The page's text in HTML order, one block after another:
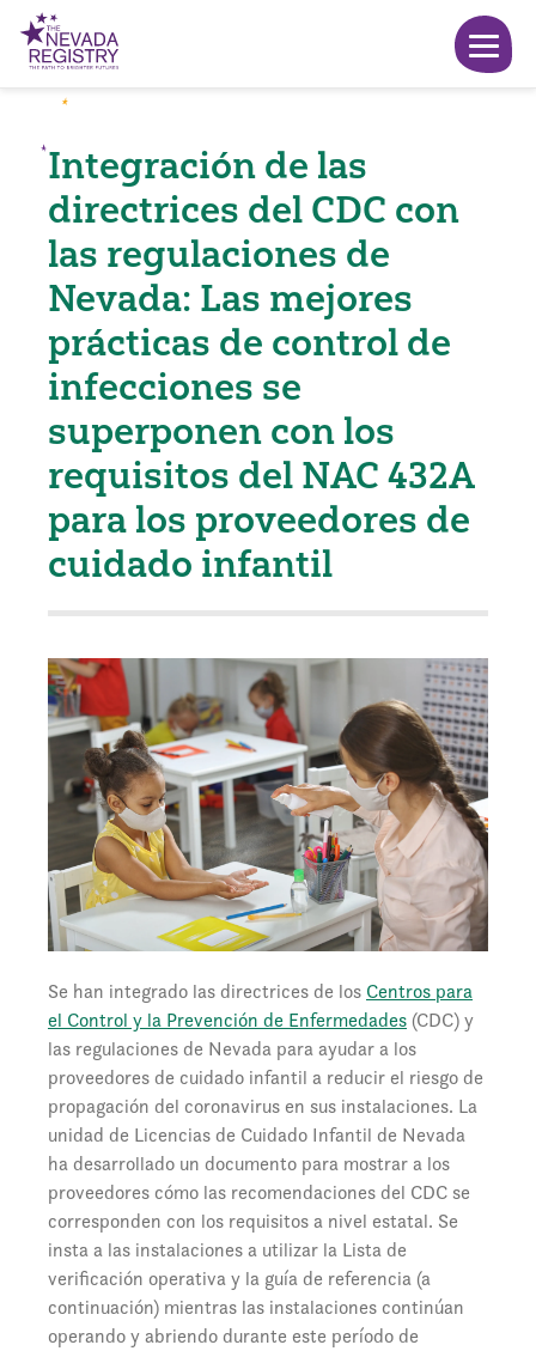
Integración de las
directrices del CDC con
las regulaciones de
Nevada: Las mejores
prácticas de control de
infecciones se
superponen con los
requisitos del NAC 432A
para los proveedores de
cuidado infantil
Se han integrado las directrices de los Centros para
el Control y la Prevención de Enfermedades (CDC) y
las regulaciones de Nevada para ayudar a los
proveedores de cuidado infantil a reducir el riesgo de
propagación del coronavirus en sus instalaciones. La
unidad de Licencias de Cuidado Infantil de Nevada
ha desarrollado un documento para mostrar a los
proveedores cómo las recomendaciones del CDC se
corresponden con los requisitos a nivel estatal. Se
insta a las instalaciones a utilizar la Lista de
verificación operativa y la guía de referencia (a
continuación) mientras las instalaciones continúan
operando y abriendo durante este período de